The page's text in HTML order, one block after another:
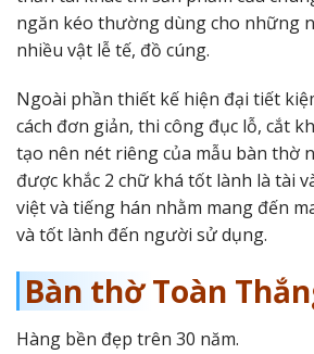
ngăn kéo thường dùng cho những
nhiều vật lễ tế, đồ cúng.
Ngoài phần thiết kế hiện đại tiết
cách đơn giản, thi công đục lỗ, cắt
tạo nên nét riêng của mẫu bàn thờ
được khắc 2 chữ khá tốt lành là tài
việt và tiếng hán nhằm mang đến
và tốt lành đến người sử dụng.
Bàn thờ Toàn
Hàng bền đẹp trên 30 năm.